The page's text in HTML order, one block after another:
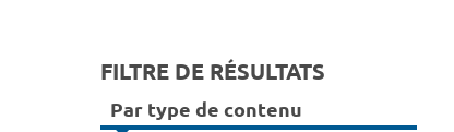
FILTRE DE RÉSULTATS
Par type de contenu